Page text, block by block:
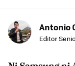
Antonio
Editor